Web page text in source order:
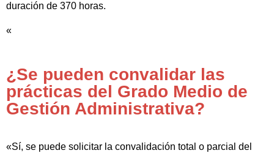
duración de 370 horas.
«
¿Se pueden convalidar las
prácticas del Grado Medio de
Gestión Administrativa?
«Sí, se puede solicitar la convalidación total o parcial del